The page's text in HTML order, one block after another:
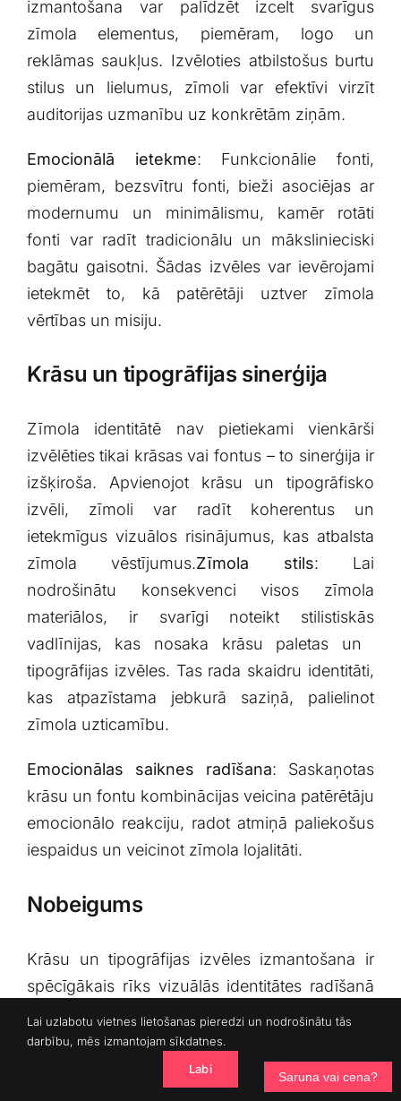
izmantošana var ​palīdzēt izcelt svarīgus
zīmola​ elementus, piemēram, logo un
⁤reklāmas saukļus. Izvēloties‌ atbilstošus burtu
stilus un⁢ lielumus, zīmoli var ‌efektīvi virzīt
auditorijas ‌uzmanību uz konkrētām ziņām.
Emocionālā ietekme: Funkcionālie fonti,
piemēram, ⁣bezsvītru fonti, bieži‍ asociējas ar
‌modernumu un⁤ minimālismu, ⁢kamēr rotāti
fonti ‍var radīt tradicionālu un mākslinieciski
bagātu gaisotni. Šādas ‌izvēles var ievērojami
ietekmēt to, kā patērētāji uztver zīmola​
vērtības un misiju.
Krāsu un tipogrāfijas ‍sinerģija
Zīmola identitātē nav pietiekami vienkārši
izvēlēties tikai krāsas vai fontus – to ⁢sinerģija ⁣ir
izšķiroša. ‍Apvienojot krāsu un tipogrāfisko
izvēli, ⁣zīmoli ⁢var radīt koherentus un
⁣ietekmīgus vizuālos risinājumus, kas atbalsta
zīmola vēstījumus.Zīmola stils: Lai
nodrošinātu konsekvenci visos zīmola
materiālos, ir ⁣svarīgi noteikt stilistiskās
vadlīnijas, kas nosaka ⁣krāsu ‌paletas un ​
tipogrāfijas‍ izvēles. Tas​ rada‌ skaidru identitāti,
‍kas atpazīstama jebkurā saziņā, palielinot
⁢zīmola uzticamību.
Emocionālas saiknes radīšana:⁣ Saskaņotas
krāsu un fontu ‌kombinācijas veicina ‌patērētāju
emocionālo reakciju,‍ radot atmiņā paliekošus⁣
iespaidus un veicinot zīmola ⁣lojalitāti.
Nobeigums
Krāsu un tipogrāfijas izvēles izmantošana ir⁢
spēcīgākais ⁣rīks vizuālās​ identitātes radīšanā
un zīmola atpazīstamības vairošanā. Apzināta
un stratēģiska šo​ elementu kombinācija ⁤var ne
tikai veicināt emocionālo saikni ​ar
patērētājiem, bet arī uzlabot⁣ zīmola redzamību
Lai uzlabotu vietnes lietošanas pieredzi un nodrošinātu tās
darbību, mēs izmantojam sīkdatnes.
Labi
Saruna vai cena?